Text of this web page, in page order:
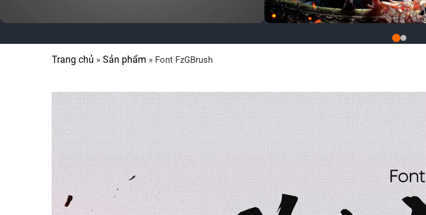
Trang chủ » Sản phẩm » Font FzGBrush